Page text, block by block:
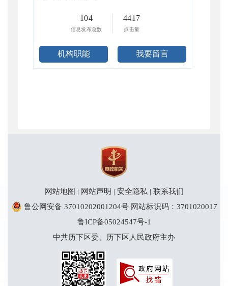
104
信息发布总数
4417
点击量
机构职能 我要留言
网站地图 | 网站声明 | 安全隐私 | 联系我们
鲁公网安备 37010202001204号 网站标识码：3701020017
鲁ICP备05024547号-1
中共历下区委、历下区人民政府主办